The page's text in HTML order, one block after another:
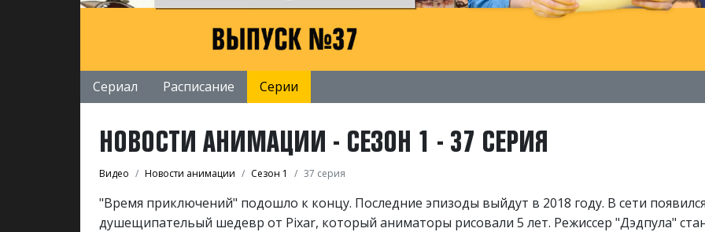
Сериал Расписание Серии
НОВОСТИ АНИМАЦИИ - СЕЗОН 1 - 37 СЕРИЯ
Видео Новости анимации Сезон 1 37 серия
"Время приключений" подошло к концу. Последние эпизоды выйдут в 2018 году. В сети появился
душещипательый шедевр от Pixar, который аниматоры рисовали 5 лет. Режиссер "Дэдпула"